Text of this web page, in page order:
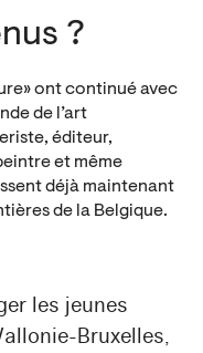
?
» ont continué avec
de l’art
éditeur,
et même
déjà maintenant
de la Belgique.
les jeunes
Bruxelles,